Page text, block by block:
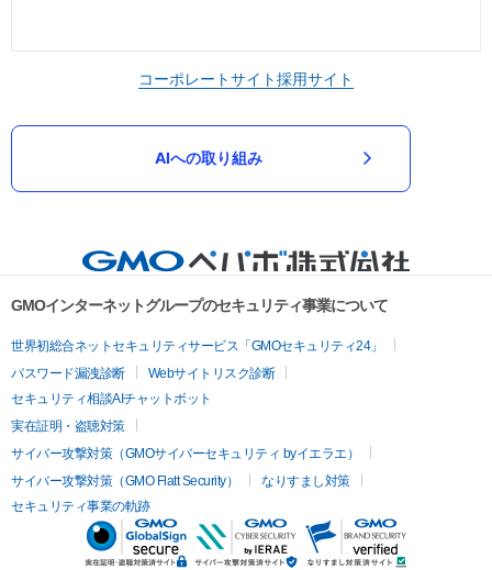
コーポレートサイト採用サイト
AIへの取り組み
GMOインターネットグループのセキュリティ事業について
世界初総合ネットセキュリティサービス「GMOセキュリティ24」
パスワード漏洩診断
Webサイトリスク診断
セキュリティ相談AIチャットボット
実在証明・盗聴対策
サイバー攻撃対策（GMOサイバーセキュリティ byイエラエ）
サイバー攻撃対策（GMO Flatt Security）
なりすまし対策
セキュリティ事業の軌跡